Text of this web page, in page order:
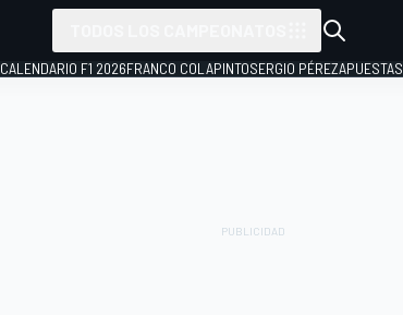
CALENDARIO F1 2026FRANCO COLAPINTOSERGIO PÉREZAPUESTAS